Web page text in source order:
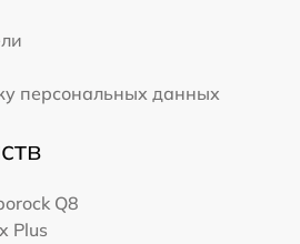
персональных данных
Q8
Plus